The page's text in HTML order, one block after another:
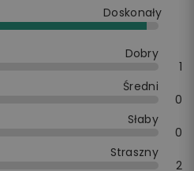
Doskonały
Dobry
1
Średni
0
Słaby
0
Straszny
2